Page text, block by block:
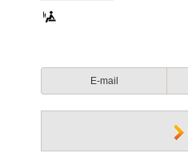
E-mail